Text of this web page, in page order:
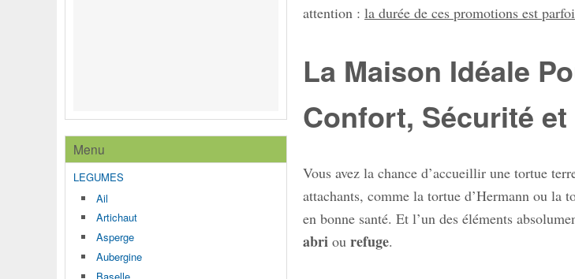
attention : la durée de ces promotions est
La Maison Idéale
Confort, Sécurité
Vous avez la chance d’accueillir une tortue
attachants, comme la tortue d’Hermann ou la
en bonne santé. Et l’un des éléments
abri ou refuge.
Menu
LEGUMES
Ail
Artichaut
Asperge
Aubergine